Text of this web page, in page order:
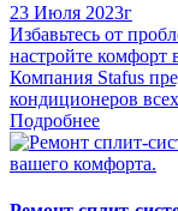
23 Июля 2023г
Избавьтесь от
настройте
Компания Stafus
кондиционеров
Подробнее